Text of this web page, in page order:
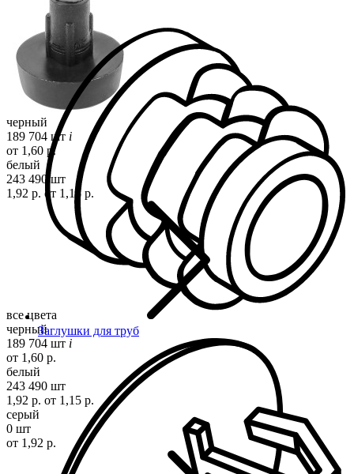
Заглушки для труб
черный
189 704 шт i
от 1,60 р.
белый
243 490 шт
1,92 р. от 1,15 р.
все цвета
черный
189 704 шт i
от 1,60 р.
белый
243 490 шт
1,92 р. от 1,15 р.
серый
0 шт
от 1,92 р.